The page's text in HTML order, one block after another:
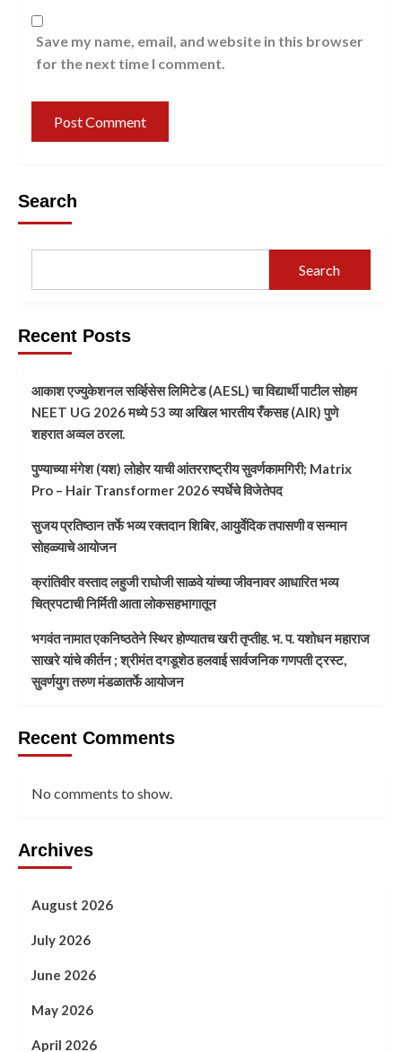
Save my name, email, and website in this browser
for the next time I comment.
Search
Search
Recent Posts
आकाश एज्युकेशनल सर्व्हिसेस लिमिटेड (AESL) चा विद्यार्थी पाटील सोहम
NEET UG 2026 मध्ये 53 व्या अखिल भारतीय रँकसह (AIR) पुणे
शहरात अव्वल ठरला.
पुण्याच्या मंगेश (यश) लोहोर याची आंतरराष्ट्रीय सुवर्णकामगिरी; Matrix
Pro – Hair Transformer 2026 स्पर्धेचे विजेतेपद
सुजय प्रतिष्ठान तर्फे भव्य रक्तदान शिबिर, आयुर्वेदिक तपासणी व सन्मान
सोहळ्याचे आयोजन
क्रांतिवीर वस्ताद लहुजी राघोजी साळवे यांच्या जीवनावर आधारित भव्य
चित्रपटाची निर्मिती आता लोकसहभागातून
भगवंत नामात एकनिष्ठतेने स्थिर होण्यातच खरी तृप्तीह. भ. प. यशोधन महाराज
साखरे यांचे कीर्तन ; श्रीमंत दगडूशेठ हलवाई सार्वजनिक गणपती ट्रस्ट,
सुवर्णयुग तरुण मंडळातर्फे आयोजन
Recent Comments
No comments to show.
Archives
August 2026
July 2026
June 2026
May 2026
April 2026